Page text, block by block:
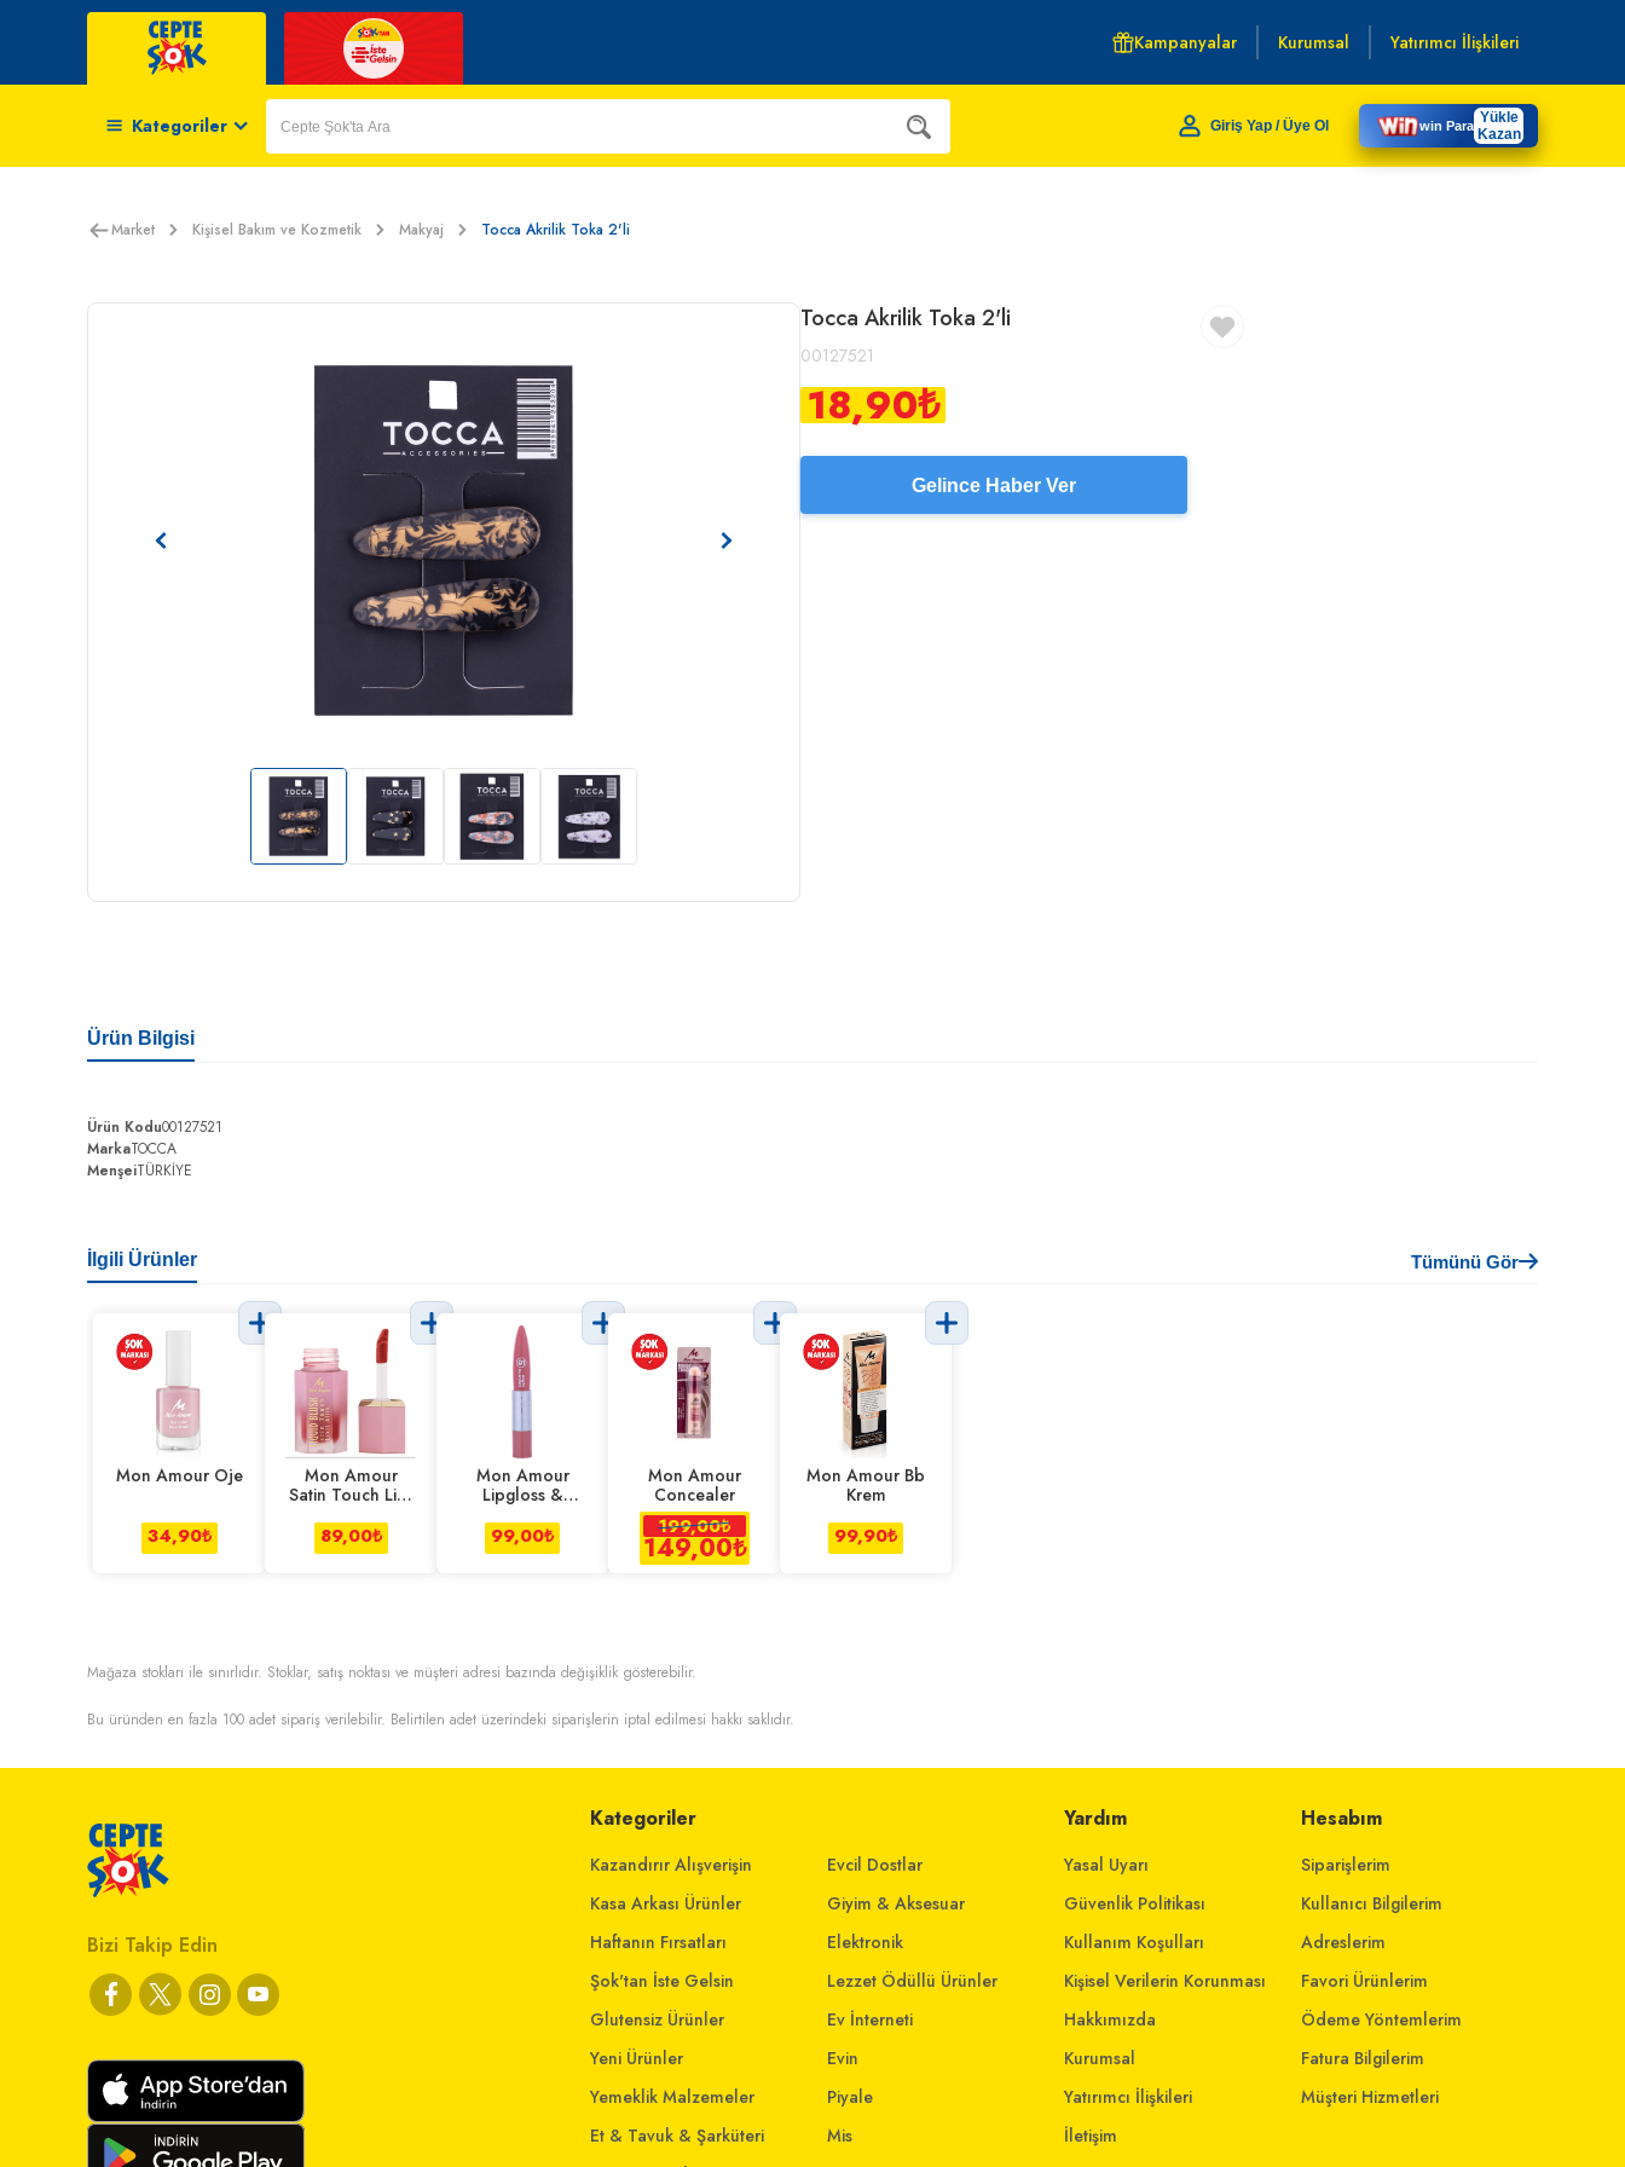
Kampanyalar Kurumsal Yatırımcı İlişkileri
Kategoriler Giriş Yap / Üye Ol win Para Yükle
Kazan
Market Kişisel Bakım ve Kozmetik Makyaj Tocca Akrilik Toka 2'li
Tocca Akrilik Toka 2'li
00127521
18,90₺
Gelince Haber Ver
Ürün Bilgisi
Ürün Kodu00127521
MarkaTOCCA
MenşeiTÜRKİYE
İlgili Ürünler Tümünü Gör
Mon Amour Oje
34,90₺
Mon Amour
Satin Touch Likit
89,00₺
Mon Amour
Lipgloss &
99,00₺
Mon Amour
Concealer
199,00₺
149,00₺
Mon Amour Bb
Krem
99,90₺
Mağaza stokları ile sınırlıdır. Stoklar, satış noktası ve müşteri adresi bazında değişiklik gösterebilir.
Bu üründen en fazla 100 adet sipariş verilebilir. Belirtilen adet üzerindeki siparişlerin iptal edilmesi hakkı saklıdır.
Bizi Takip Edin
Kategoriler
Kazandırır Alışverişin
Kasa Arkası Ürünler
Haftanın Fırsatları
Şok'tan İste Gelsin
Glutensiz Ürünler
Yeni Ürünler
Yemeklik Malzemeler
Et & Tavuk & Şarküteri
Evcil Dostlar
Giyim & Aksesuar
Elektronik
Lezzet Ödüllü Ürünler
Ev İnterneti
Evin
Piyale
Mis
Yardım
Yasal Uyarı
Güvenlik Politikası
Kullanım Koşulları
Kişisel Verilerin Korunması
Hakkımızda
Kurumsal
Yatırımcı İlişkileri
İletişim
Hesabım
Siparişlerim
Kullanıcı Bilgilerim
Adreslerim
Favori Ürünlerim
Ödeme Yöntemlerim
Fatura Bilgilerim
Müşteri Hizmetleri